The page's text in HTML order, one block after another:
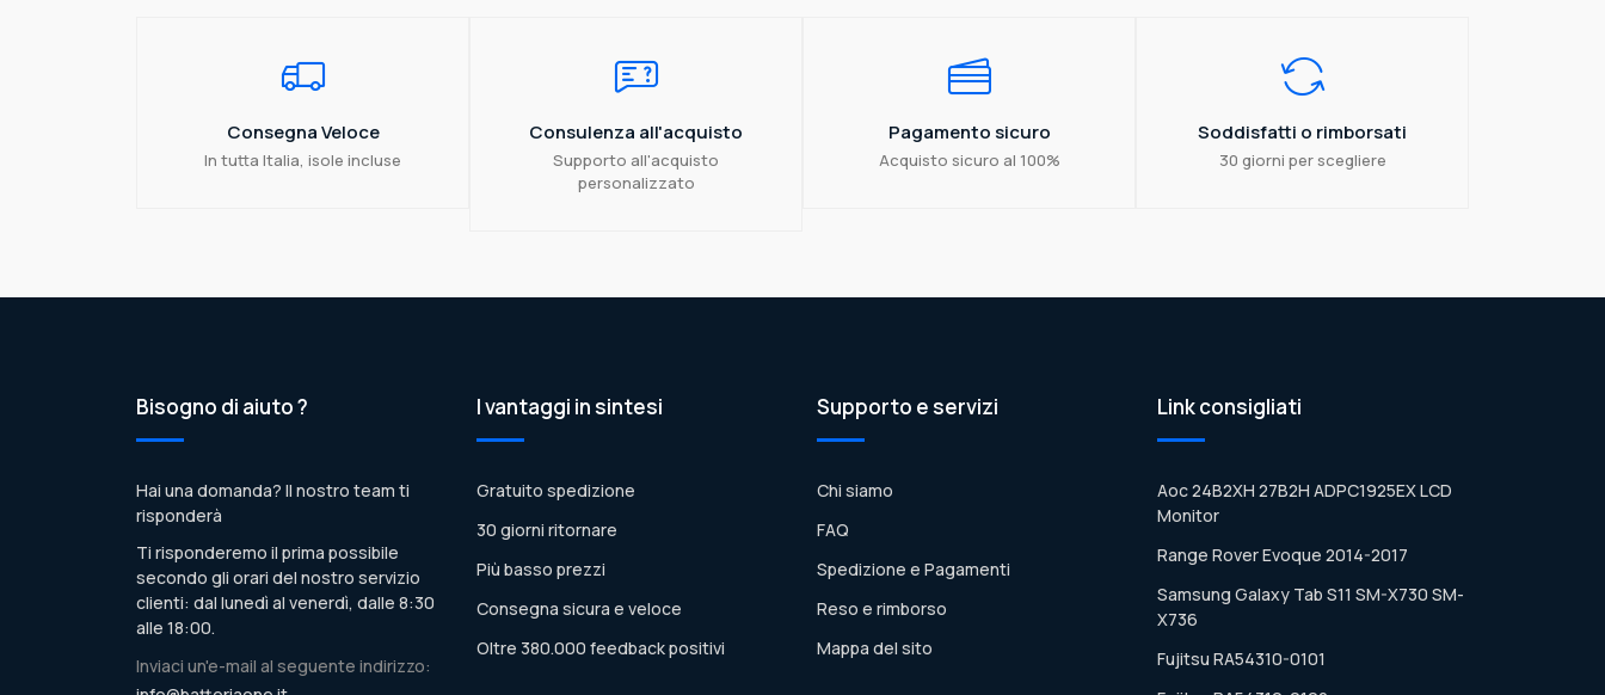
Consegna Veloce
In tutta Italia, isole incluse
Consulenza all'acquisto
Supporto all'acquisto
personalizzato
Pagamento sicuro
Acquisto sicuro al 100%
Soddisfatti o rimborsati
30 giorni per scegliere
Bisogno di aiuto ?
Hai una domanda? Il nostro team ti
risponderà
Ti risponderemo il prima possibile
secondo gli orari del nostro servizio
clienti: dal lunedì al venerdì, dalle 8:30
alle 18:00.
Inviaci un'e-mail al seguente indirizzo:
I vantaggi in sintesi
Gratuito spedizione
30 giorni ritornare
Più basso prezzi
Consegna sicura e veloce
Oltre 380.000 feedback positivi
Supporto e servizi
Chi siamo
FAQ
Spedizione e Pagamenti
Reso e rimborso
Mappa del sito
Link consigliati
Aoc 24B2XH 27B2H ADPC1925EX LCD
Monitor
Range Rover Evoque 2014-2017
Samsung Galaxy Tab S11 SM-X730 SM-
X736
Fujitsu RA54310-0101